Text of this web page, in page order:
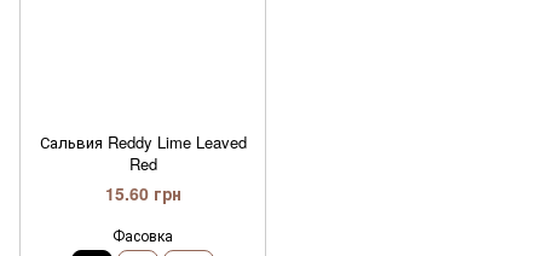
Сальвия Reddy Lime Leaved
Red
15.60 грн
Фасовка